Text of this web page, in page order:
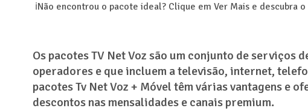
ℹ️Não encontrou o pacote ideal? Clique em Ver Mais e descubra
Os pacotes TV Net Voz são um conjunto de
operadores e que incluem a televisão, internet,
pacotes Tv Net Voz + Móvel têm várias vantagens e
descontos nas mensalidades e canais premium.